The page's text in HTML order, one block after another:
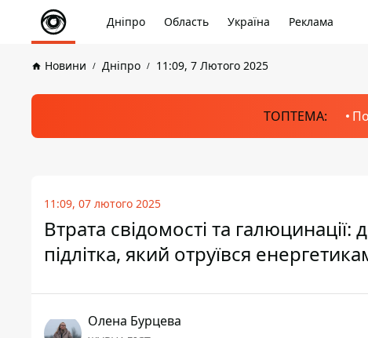
Дніпро Область Україна Реклама
Новини Дніпро 11:09, 7 Лютого 2025
ТОПТЕМА:
11:09, 07 лютого 2025
Втрата свідомості та
підлітка, який отруївся
Олена Бурцева